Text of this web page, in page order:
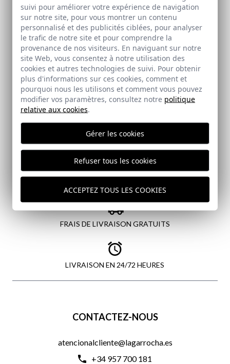
Email
J'ai lu et j'accepte votrepolitique de protection des
données
ENVOYER
FRAIS DE LIVRAISON GRATUITS
LIVRAISON EN 24/72 HEURES
CONTACTEZ-NOUS
atencionalcliente@lagarrocha.es
+34 957 700 181
suivi pour améliorer votre expérience de navigation
sur notre site, pour vous montrer un contenu
personnalisé et des publicités ciblées, pour analyser
le trafic de notre site et pour comprendre la
provenance de nos visiteurs. En naviguant sur notre
site Web, vous consentez à notre utilisation des
cookies et autres technologies de suivi. Pour obtenir
plus d'informations sur ces cookies, comment et
pourquoi nous les utilisons et comment vous pouvez
modifier vos paramètres, consultez notre politique
relative aux cookies.
Gérer les cookies
Refuser tous les cookies
ACCEPTEZ TOUS LES COOKIES